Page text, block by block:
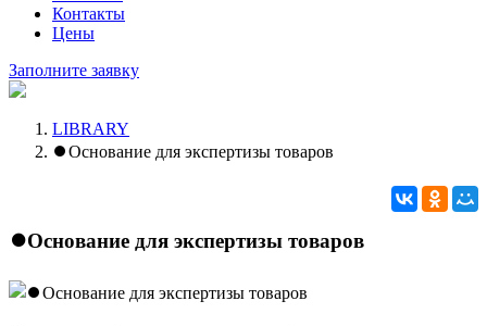
Контакты
Цены
Заполните заявку
LIBRARY
⏺️Основание для экспертизы товаров
⏺️Основание для экспертизы товаров